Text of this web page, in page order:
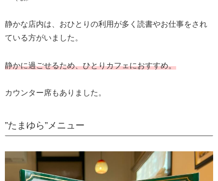
静かな店内は、おひとりの利用が多く読書やお仕事をされ
ている方がいました。
静かに過ごせるため、ひとりカフェにおすすめ。
カウンター席もありました。
”たまゆら”メニュー